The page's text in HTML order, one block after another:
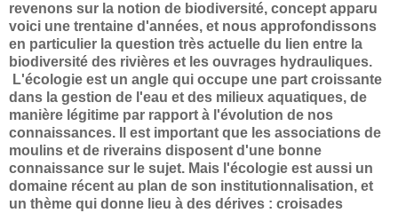
revenons sur la notion de biodiversité, concept apparu
voici une trentaine d'années, et nous approfondissons
en particulier la question très actuelle du lien entre la
biodiversité des rivières et les ouvrages hydrauliques.
L'écologie est un angle qui occupe une part croissante
dans la gestion de l'eau et des milieux aquatiques, de
manière légitime par rapport à l'évolution de nos
connaissances.
Il est important que les associations de
moulins et de riverains disposent d'une bonne
connaissance sur le sujet. Mais l'écologie est aussi un
domaine récent au plan de son institutionnalisation, et
un thème qui donne lieu à des dérives : croisades